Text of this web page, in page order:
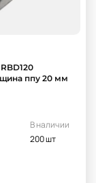
ппу 20 мм
В наличии
200 шт